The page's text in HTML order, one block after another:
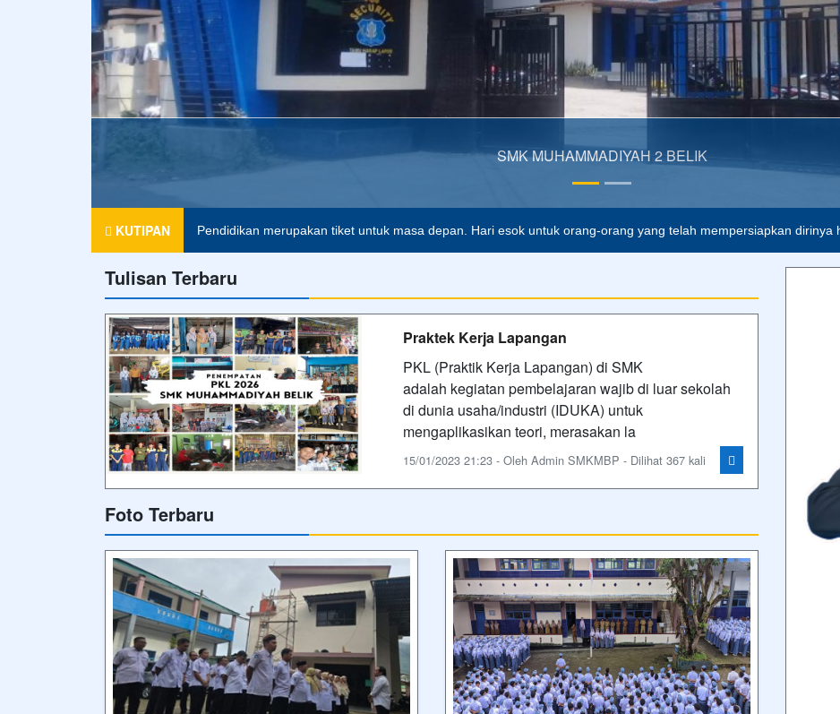
KUTIPAN Pendidikan merupakan tiket untuk masa depan. Hari esok untuk orang-orang yang telah mempersiapkan dirinya
Tulisan Terbaru
Praktek Kerja Lapangan
PKL (Praktik Kerja Lapangan) di SMK
adalah kegiatan pembelajaran wajib di luar sekolah
di dunia usaha/industri (IDUKA) untuk
mengaplikasikan teori, merasakan la
15/01/2023 21:23 - Oleh Admin SMKMBP - Dilihat 367 kali
Foto Terbaru